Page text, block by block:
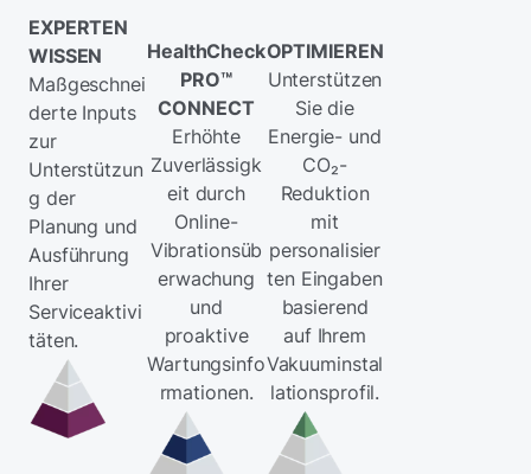
EXPERTEN
WISSEN
Maßgeschnei
derte Inputs
zur
Unterstützun
g der
Planung und
Ausführung
Ihrer
Serviceaktivi
täten.
HealthCheck
PRO™
CONNECT
Erhöhte
Zuverlässigk
eit durch
Online-
Vibrationsüb
erwachung
und
proaktive
Wartungsinfo
rmationen.
OPTIMIEREN
Unterstützen
Sie die
Energie- und
CO₂-
Reduktion
mit
personalisier
ten Eingaben
basierend
auf Ihrem
Vakuuminstal
lationsprofil.